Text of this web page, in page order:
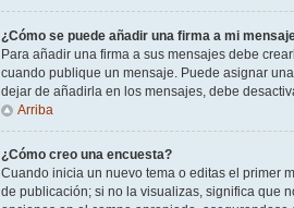
¿Cómo se puede añadir una firma a mi
Para añadir una firma a sus mensajes debe
cuando publique un mensaje. Puede asignar
dejar de añadirla en los mensajes, debe
Arriba
¿Cómo creo una encuesta?
Cuando inicia un nuevo tema o editas el primer
de publicación; si no la visualizas, significa que